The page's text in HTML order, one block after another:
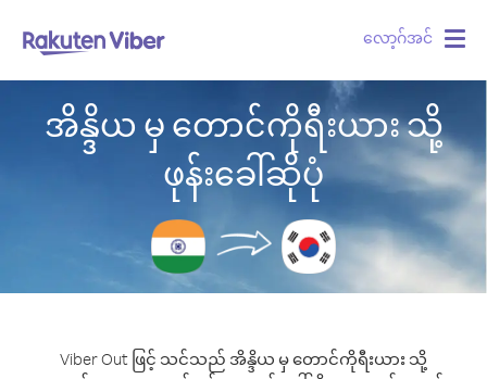
လော့ဂ်အင်
အိန္ဒိယ မှ တောင်ကိုရီးယား သို့
ဖုန်းခေါ်ဆိုပုံ
Viber Out ဖြင့် သင်သည် အိန္ဒိယ မှ တောင်ကိုရီးယား သို့